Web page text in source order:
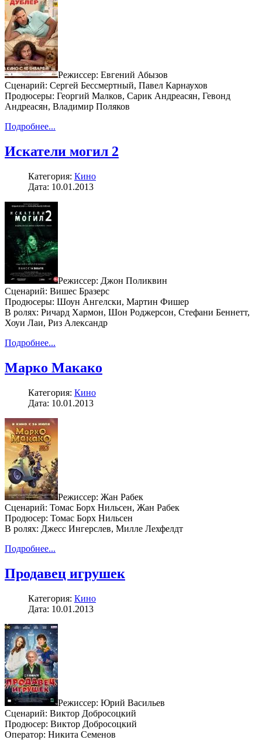
Режиссер: Евгений Абызов
Сценарий: Сергей Бессмертный, Павел Карнаухов
Продюсеры: Георгий Малков, Сарик Андреасян, Гевонд
Андреасян, Владимир Поляков
Подробнее...
Искатели могил 2
Категория: Кино
Дата: 10.01.2013
Режиссер: Джон Поликвин
Сценарий: Вишес Бразерс
Продюсеры: Шоун Ангелски, Мартин Фишер
В ролях: Ричард Хармон, Шон Роджерсон, Стефани Беннетт,
Хоуи Лаи, Риз Александр
Подробнее...
Марко Макако
Категория: Кино
Дата: 10.01.2013
Режиссер: Жан Рабек
Сценарий: Томас Борх Нильсен, Жан Рабек
Продюсер: Томас Борх Нильсен
В ролях: Джесс Ингерслев, Милле Лехфелдт
Подробнее...
Продавец игрушек
Категория: Кино
Дата: 10.01.2013
Режиссер: Юрий Васильев
Сценарий: Виктор Добросоцкий
Продюсер: Виктор Добросоцкий
Оператор: Никита Семенов